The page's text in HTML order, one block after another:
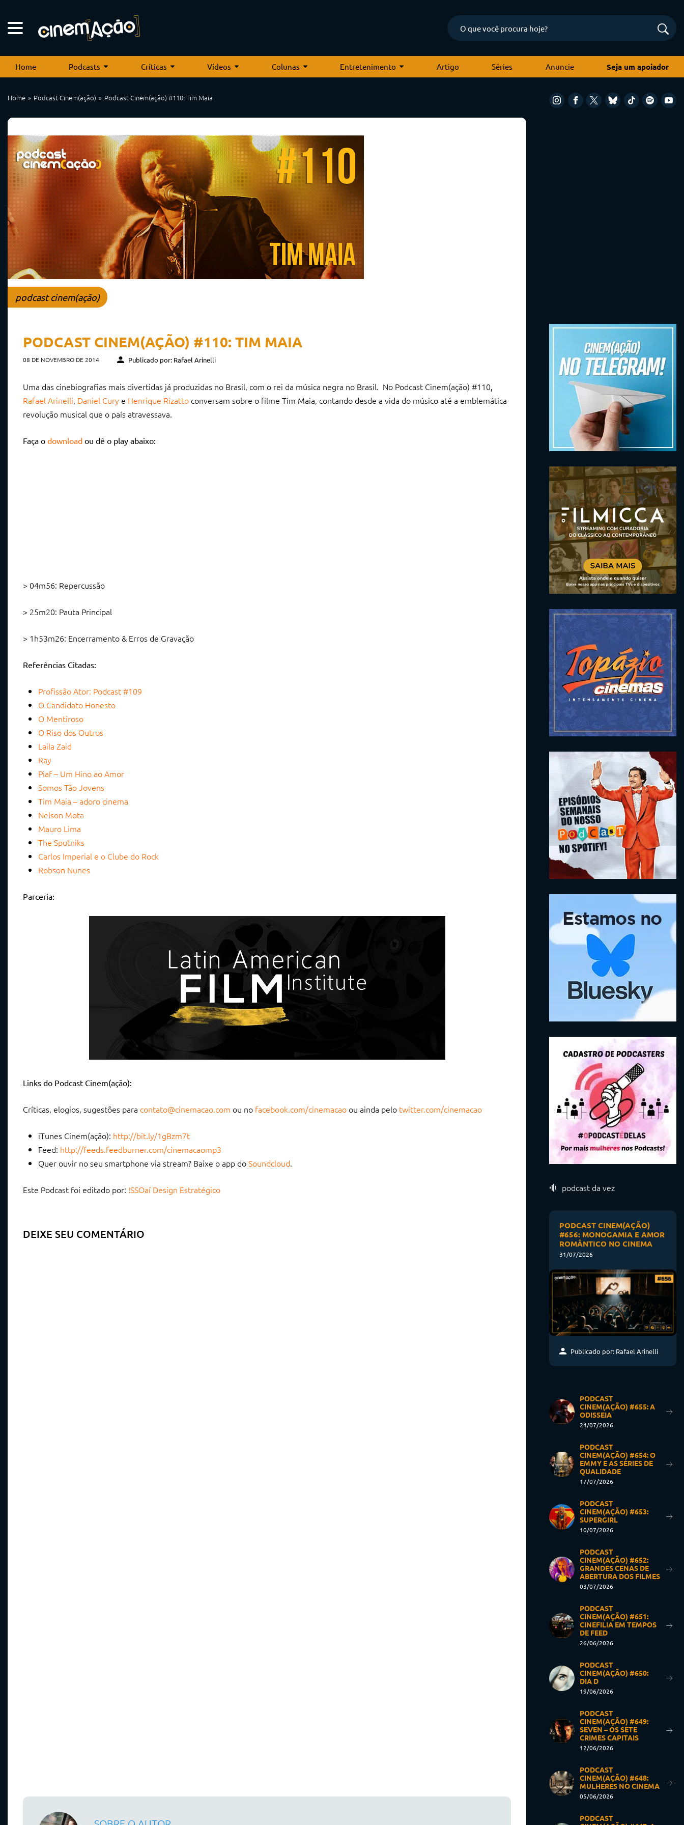
Home Podcasts Críticas Vídeos Colunas Entretenimento Artigo Séries Anuncie Seja um apoiador
Home Podcast Cinem(ação) Podcast Cinem(ação) #110: Tim Maia
podcast cinem(ação)
PODCAST CINEM(AÇÃO) #110: TIM MAIA
08 DE NOVEMBRO DE 2014 Publicado por: Rafael Arinelli
Uma das cinebiografias mais divertidas já produzidas no Brasil, com o rei da música negra no Brasil. No Podcast Cinem(ação) #110,
Rafael Arinelli, Daniel Cury e Henrique Rizatto conversam sobre o filme Tim Maia, contando desde a vida do músico até a emblemática
revolução musical que o país atravessava.
Faça o download ou dê o play abaixo:
> 04m56: Repercussão
> 25m20: Pauta Principal
> 1h53m26: Encerramento & Erros de Gravação
Referências Citadas:
Profissão Ator: Podcast #109
O Candidato Honesto
O Mentiroso
O Riso dos Outros
Laila Zaid
Ray
Piaf – Um Hino ao Amor
Somos Tão Jovens
Tim Maia – adoro cinema
Nelson Mota
Mauro Lima
The Sputniks
Carlos Imperial e o Clube do Rock
Robson Nunes
Parceria:
Links do Podcast Cinem(ação):
Críticas, elogios, sugestões para contato@cinemacao.com ou no facebook.com/cinemacao ou ainda pelo twitter.com/cinemacao
iTunes Cinem(ação): http://bit.ly/1gBzm7t
Feed: http://feeds.feedburner.com/cinemacaomp3
Quer ouvir no seu smartphone via stream? Baixe o app doSoundcloud.
Este Podcast foi editado por: !SSOaí Design Estratégico
DEIXE SEU COMENTÁRIO
podcast da vez
PODCAST CINEM(AÇÃO)
#656: MONOGAMIA E AMOR
ROMÂNTICO NO CINEMA
31/07/2026
Publicado por: Rafael Arinelli
PODCAST
CINEM(AÇÃO) #655: A
ODISSEIA
24/07/2026
PODCAST
CINEM(AÇÃO) #654: O
EMMY E AS SÉRIES DE
QUALIDADE
17/07/2026
PODCAST
CINEM(AÇÃO) #653:
SUPERGIRL
10/07/2026
PODCAST
CINEM(AÇÃO) #652:
GRANDES CENAS DE
ABERTURA DOS FILMES
03/07/2026
PODCAST
CINEM(AÇÃO) #651:
CINEFILIA EM TEMPOS
DE FEED
26/06/2026
PODCAST
CINEM(AÇÃO) #650:
DIA D
19/06/2026
PODCAST
CINEM(AÇÃO) #649:
SEVEN – OS SETE
CRIMES CAPITAIS
12/06/2026
PODCAST
CINEM(AÇÃO) #648:
MULHERES NO CINEMA
05/06/2026
PODCAST